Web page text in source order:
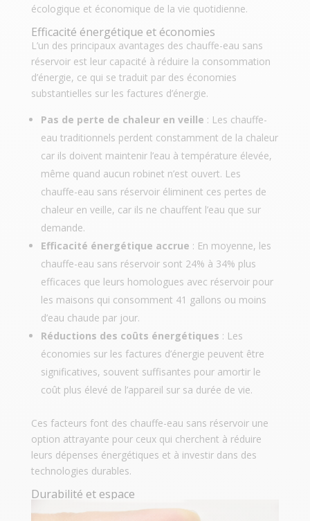
écologique et économique de la vie quotidienne.
Efficacité énergétique et économies
L’un des principaux avantages des chauffe-eau sans
réservoir est leur capacité à réduire la consommation
d’énergie, ce qui se traduit par des économies
substantielles sur les factures d’énergie.
Pas de perte de chaleur en veille : Les chauffe-
eau traditionnels perdent constamment de la chaleur
car ils doivent maintenir l’eau à température élevée,
même quand aucun robinet n’est ouvert. Les
chauffe-eau sans réservoir éliminent ces pertes de
chaleur en veille, car ils ne chauffent l’eau que sur
demande.
Efficacité énergétique accrue : En moyenne, les
chauffe-eau sans réservoir sont 24% à 34% plus
efficaces que leurs homologues avec réservoir pour
les maisons qui consomment 41 gallons ou moins
d’eau chaude par jour.
Réductions des coûts énergétiques : Les
économies sur les factures d’énergie peuvent être
significatives, souvent suffisantes pour amortir le
coût plus élevé de l’appareil sur sa durée de vie.
Ces facteurs font des chauffe-eau sans réservoir une
option attrayante pour ceux qui cherchent à réduire
leurs dépenses énergétiques et à investir dans des
technologies durables.
Durabilité et espace